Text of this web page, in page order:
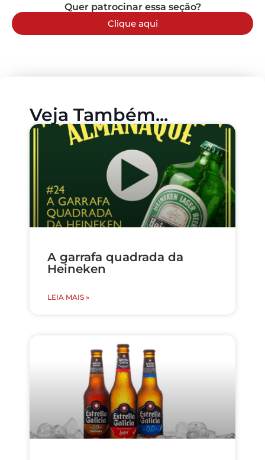
Quer patrocinar essa seção?
Clique aqui
Veja Também...
A garrafa quadrada da
Heineken
LEIA MAIS »